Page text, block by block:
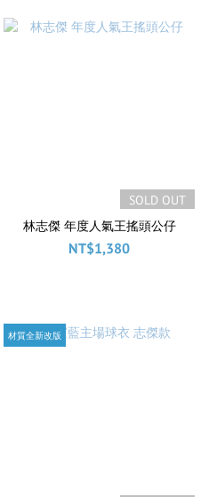
SOLD OUT
林志傑 年度人氣王搖頭公仔
NT$1,380
材質全新改版